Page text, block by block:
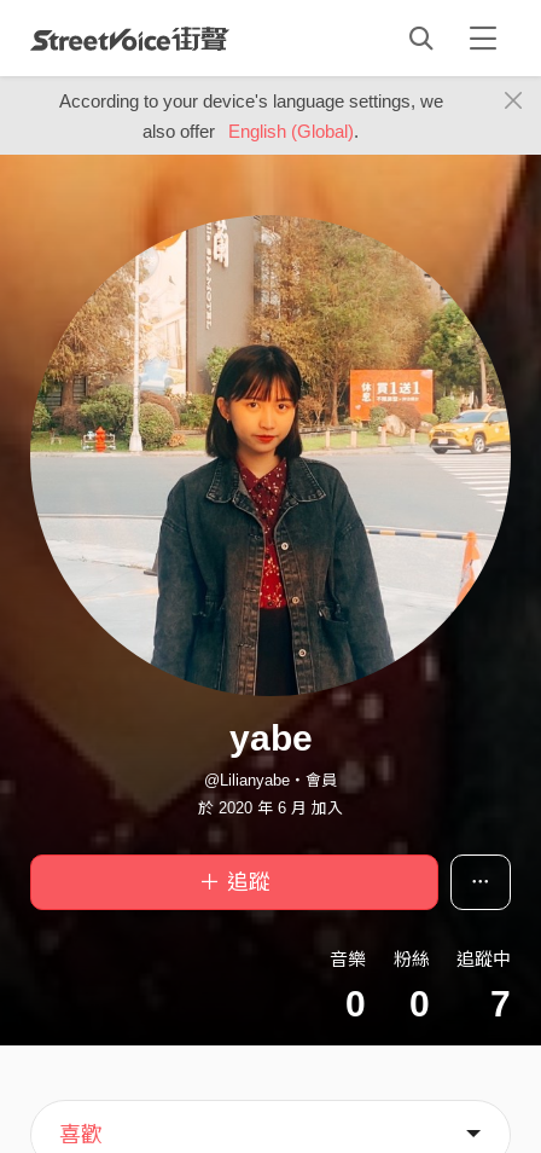
According to your device's language settings, we
also offer
English (Global).
yabe
@Lilianyabe・會員
於 2020 年 6 月 加入
＋ 追蹤
音樂
0
粉絲
0
追蹤中
7
主頁
喜歡
關於